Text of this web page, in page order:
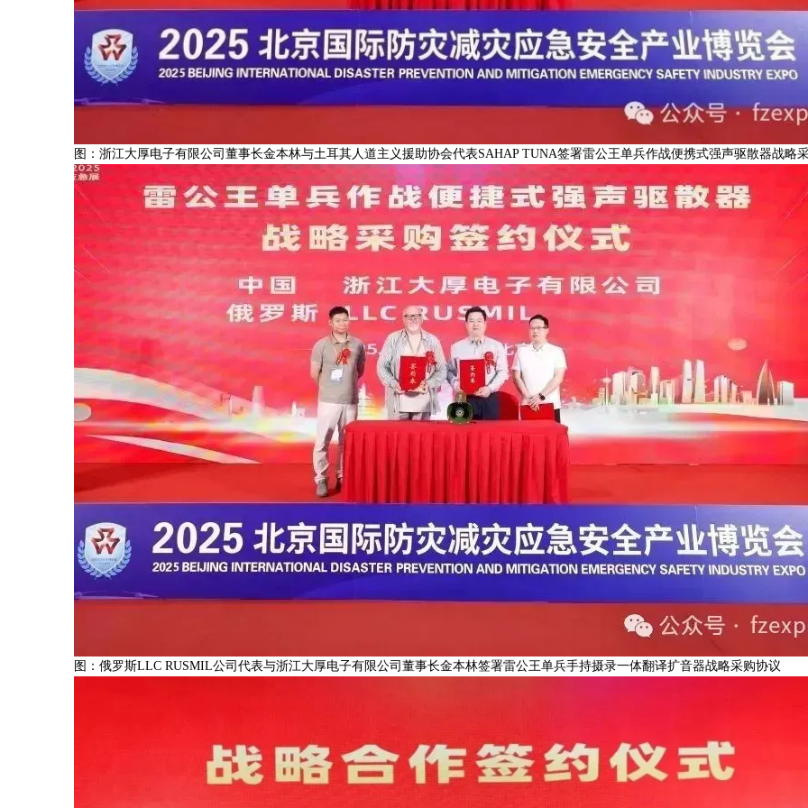
图：浙江大厚电子有限公司董事长金本林与土耳其人道主义援助协会代表SAHAP TUNA签署雷公王单兵作战便携式强声驱散器战略
图：俄罗斯LLC RUSMIL公司代表与浙江大厚电子有限公司董事长金本林签署雷公王单兵手持摄录一体翻译扩音器战略采购协议